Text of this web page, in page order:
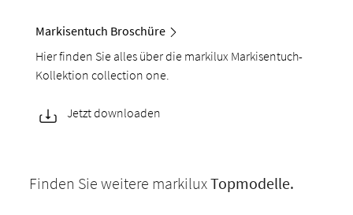
Markisentuch Broschüre
Hier finden Sie alles über die markilux Markisentuch-
Kollektion collection one.
Jetzt downloaden
Finden Sie weitere markiluxTopmodelle.